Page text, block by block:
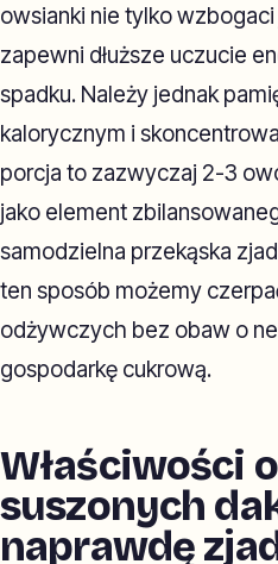
owsianki nie tylko
zapewni dłuższe uczucie
spadku. Należy jednak
kalorycznym i
porcja to zazwyczaj 2-3
jako element
samodzielna przekąska
ten sposób możemy
odżywczych bez obaw o
gospodarkę cukrową.
Właściwości
suszonych
naprawdę